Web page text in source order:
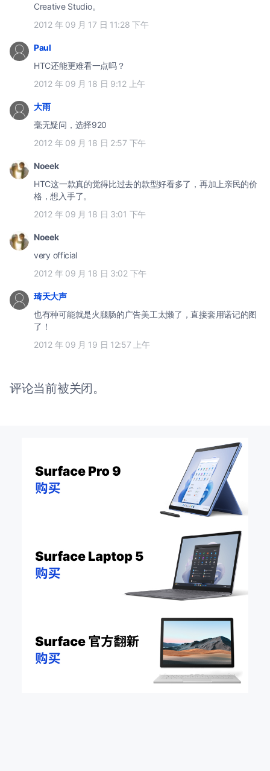
Creative Studio。
2012 年 09 月 17 日 11:28 下午
Paul
HTC还能更难看一点吗？
2012 年 09 月 18 日 9:12 上午
大雨
毫无疑问，选择920
2012 年 09 月 18 日 2:57 下午
Noeek
HTC这一款真的觉得比过去的款型好看多了，再加上亲民的价
格，想入手了。
2012 年 09 月 18 日 3:01 下午
Noeek
very official
2012 年 09 月 18 日 3:02 下午
琦天大声
也有种可能就是火腿肠的广告美工太懒了，直接套用诺记的图
了！
2012 年 09 月 19 日 12:57 上午
评论当前被关闭。